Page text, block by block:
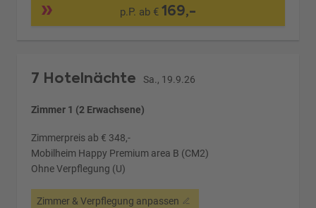
p.P. ab € 169,-
7 Hotelnächte Sa., 19.9.26
Zimmer 1 (2 Erwachsene)
Zimmerpreis ab € 348,-
Mobilheim Happy Premium area B (CM2)
Ohne Verpflegung (U)
Zimmer & Verpflegung anpassen